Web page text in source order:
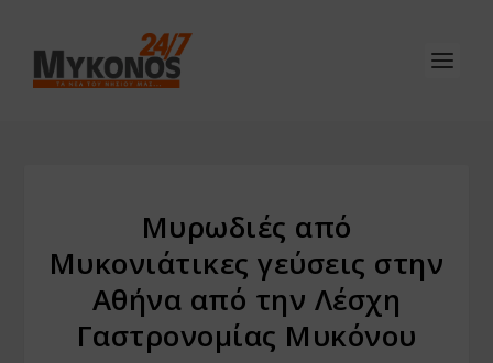
Μυρωδιές από
Μυκονιάτικες γεύσεις στην
Αθήνα από την Λέσχη
Γαστρονομίας Μυκόνου